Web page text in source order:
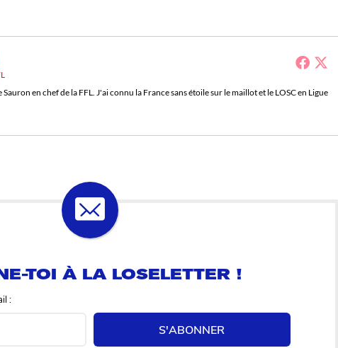
en chef de la FFL. J'ai connu la France sans étoile sur le maillot et le LOSC en Ligue
:
S'ABONNER